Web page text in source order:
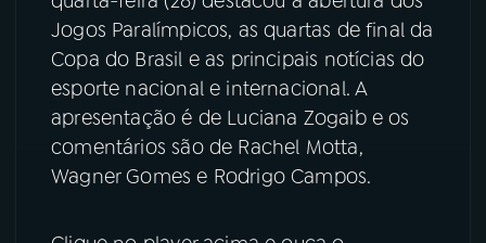
08 FESTIVAL DE MÚSICA
ACOMPANHE A RÁDIO NACIONAL
YouTube Facebook
Instagram X
TikTok
Jogos Paralímpicos, as quartas de final da
Copa do Brasil e as principais notícias do
esporte nacional e internacional. A
apresentação é de Luciana Zogaib e os
comentários são de Rachel Motta,
Wagner Gomes e Rodrigo Campos.